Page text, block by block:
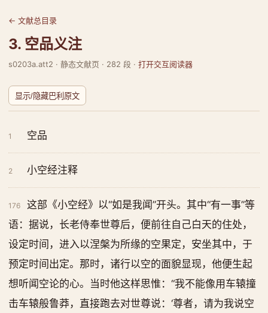
← 文献总目录
3. 空品义注
s0203a.att2 · 静态文献页 · 282 段 · 打开交互阅读器
显示/隐藏巴利原文
1 空品
2 小空经注释
176
这部《小空经》以“如是我闻”开头。其中“有一事”等
语：据说，长老侍奉世尊后，便前往自己白天的住处，
设定时间，进入以涅槃为所缘的空果定，安坐其中，于
预定时间出定。那时，诸行以空的面貌显现，他便生起
想听闻空论的心。当时他这样思惟：“我不能像用车辕撞
击车辕般鲁莽，直接跑去对世尊说：‘尊者，请为我说空